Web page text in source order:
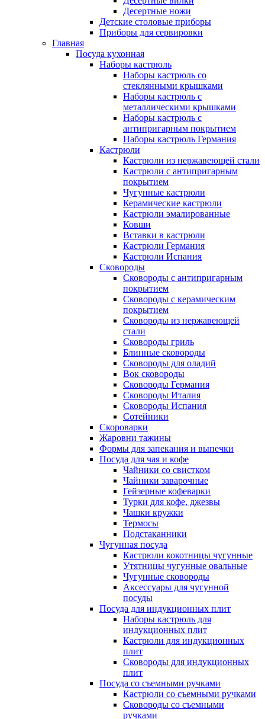
Десертные ножи
Детские столовые приборы
Приборы для сервировки
Главная
Посуда кухонная
Наборы кастрюль
Наборы кастрюль со
стеклянными крышками
Наборы кастрюль с
металлическими крышками
Наборы кастрюль с
антипригарным покрытием
Наборы кастрюль Германия
Кастрюли
Кастрюли из нержавеющей стали
Кастрюли с антипригарным
покрытием
Чугунные кастрюли
Керамические кастрюли
Кастрюли эмалированные
Ковши
Вставки в кастрюли
Кастрюли Германия
Кастрюли Испания
Сковороды
Сковороды с антипригарным
покрытием
Сковороды с керамическим
покрытием
Сковороды из нержавеющей
стали
Сковороды гриль
Блинные сковороды
Сковороды для оладий
Вок сковороды
Сковороды Германия
Сковороды Италия
Сковороды Испания
Сотейники
Скороварки
Жаровни тажины
Формы для запекания и выпечки
Посуда для чая и кофе
Чайники со свистком
Чайники заварочные
Гейзерные кофеварки
Турки для кофе, джезвы
Чашки кружки
Термосы
Подстаканники
Чугунная посуда
Кастрюли кокотницы чугунные
Утятницы чугунные овальные
Чугунные сковороды
Аксессуары для чугунной
посуды
Посуда для индукционных плит
Наборы кастрюль для
индукционных плит
Кастрюли для индукционных
плит
Сковороды для индукционных
плит
Посуда со съемными ручками
Кастрюли со съемными ручками
Сковороды со съемными
ручками